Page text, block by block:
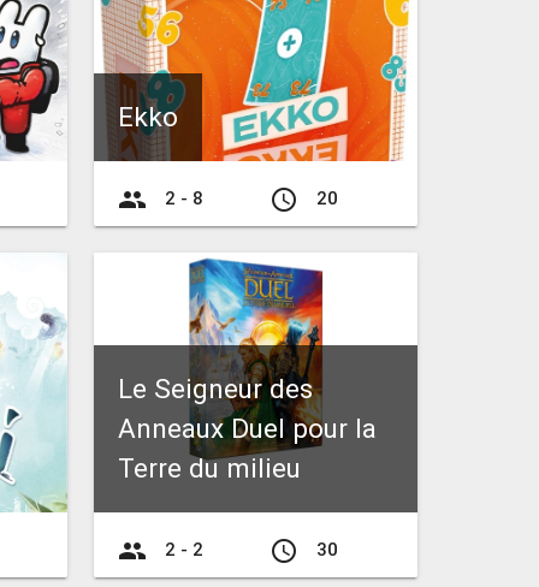
Ekko
group 2 - 8 access_time 20
Le Seigneur des
Anneaux Duel pour la
Terre du milieu
group 2 - 2 access_time 30